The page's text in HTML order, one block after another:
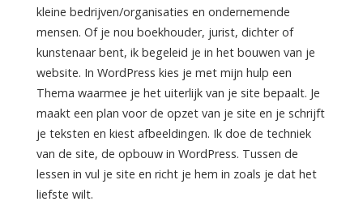
kleine bedrijven/organisaties en ondernemende
mensen. Of je nou boekhouder, jurist, dichter of
kunstenaar bent, ik begeleid je in het bouwen van je
website. In WordPress kies je met mijn hulp een
Thema waarmee je het uiterlijk van je site bepaalt. Je
maakt een plan voor de opzet van je site en je schrijft
je teksten en kiest afbeeldingen. Ik doe de techniek
van de site, de opbouw in WordPress. Tussen de
lessen in vul je site en richt je hem in zoals je dat het
liefste wilt.